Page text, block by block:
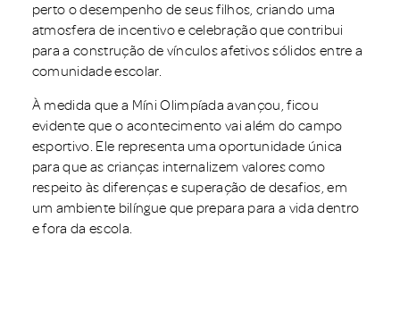
perto o desempenho de seus filhos, criando uma
atmosfera de incentivo e celebração que contribui
para a construção de vínculos afetivos sólidos entre a
comunidade escolar.
À medida que a Míni Olimpíada avançou, ficou
evidente que o acontecimento vai além do campo
esportivo. Ele representa uma oportunidade única
para que as crianças internalizem valores como
respeito às diferenças e superação de desafios, em
um ambiente bilíngue que prepara para a vida dentro
e fora da escola.